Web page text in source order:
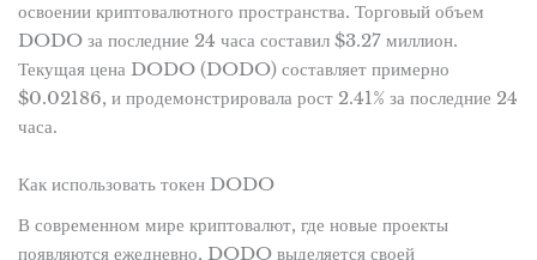
освоении криптовалютного пространства. Торговый объем
DODO за последние 24 часа составил $3.27 миллион.
Текущая цена DODO (DODO) составляет примерно
$0.02186, и продемонстрировала рост 2.41% за последние 24
часа.
Как использовать токен DODO
В современном мире криптовалют, где новые проекты
появляются ежедневно, DODO выделяется своей